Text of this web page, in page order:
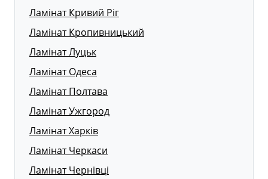
Ламінат Кривий Ріг
Ламінат Кропивницький
Ламінат Луцьк
Ламінат Одеса
Ламінат Полтава
Ламінат Ужгород
Ламінат Харків
Ламінат Черкаси
Ламінат Чернівці